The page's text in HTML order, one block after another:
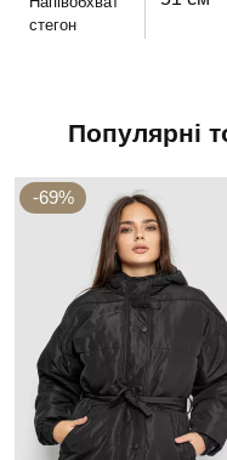
стегон
Популярні
-69%